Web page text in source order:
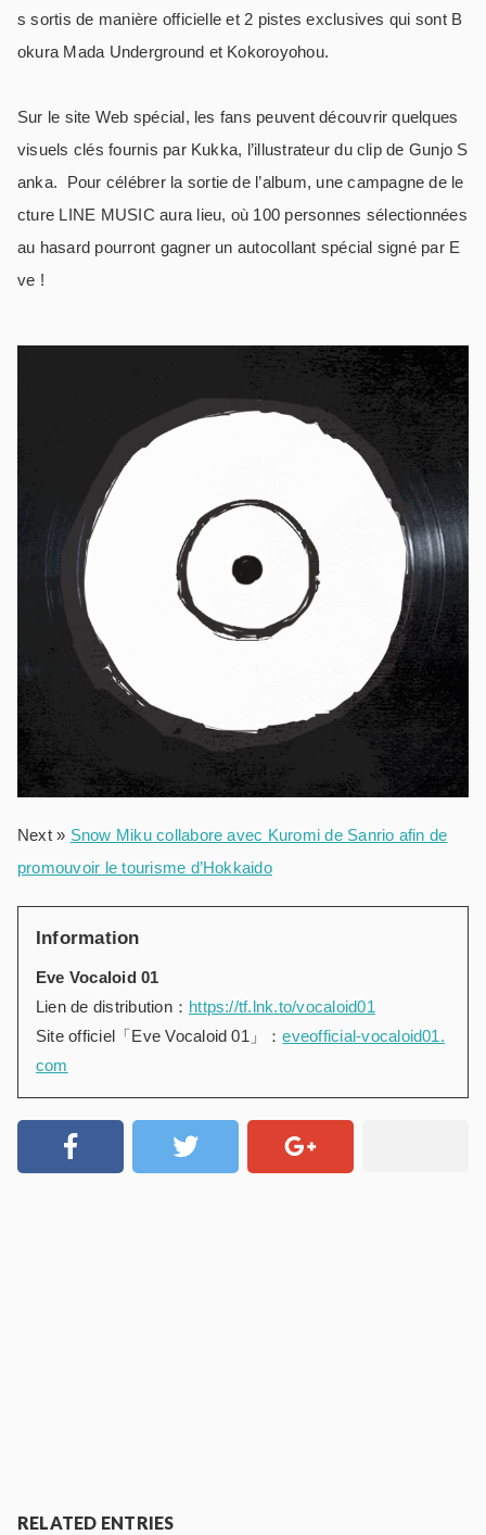
s sortis de manière officielle et 2 pistes exclusives qui sont B
okura Mada Underground et Kokoroyohou.
Sur le site Web spécial, les fans peuvent découvrir quelques
visuels clés fournis par Kukka, l’illustrateur du clip de Gunjo S
anka.
Pour célébrer la sortie de l’album, une campagne de le
cture LINE MUSIC aura lieu, où 100 personnes sélectionnées
au hasard pourront gagner un autocollant spécial signé par E
ve !
Next » Snow Miku collabore avec Kuromi de Sanrio afin de
promouvoir le tourisme d’Hokkaido
Information
Eve Vocaloid 01
Lien de distribution： https://tf.lnk.to/vocaloid01
Site officiel「Eve Vocaloid 01」：eveofficial-vocaloid01.
com
RELATED ENTRIES